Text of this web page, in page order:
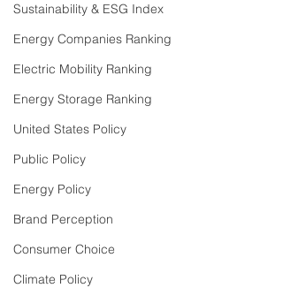
Sustainability & ESG Index
Energy Companies Ranking
Electric Mobility Ranking
Energy Storage Ranking
United States Policy
Public Policy
Energy Policy
Brand Perception
Consumer Choice
Climate Policy